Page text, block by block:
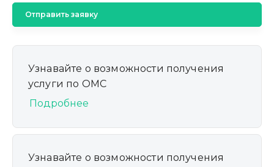
Отправить заявку
Узнавайте о возможности получения
услуги по ОМС
Подробнее
Узнавайте о возможности получения